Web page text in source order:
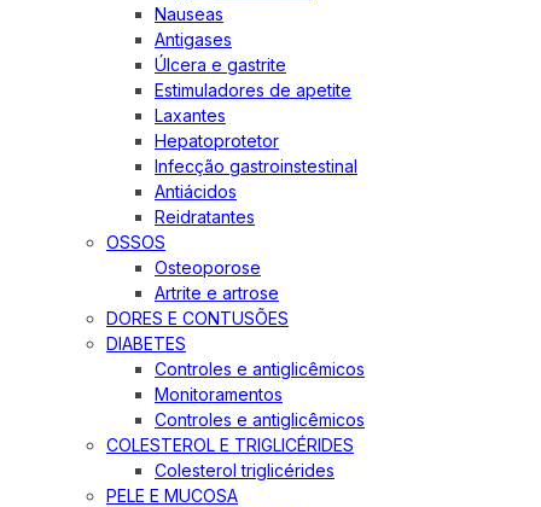
Nauseas
Antigases
Úlcera e gastrite
Estimuladores de apetite
Laxantes
Hepatoprotetor
Infecção gastroinstestinal
Antiácidos
Reidratantes
OSSOS
Osteoporose
Artrite e artrose
DORES E CONTUSÕES
DIABETES
Controles e antiglicêmicos
Monitoramentos
Controles e antiglicêmicos
COLESTEROL E TRIGLICÉRIDES
Colesterol triglicérides
PELE E MUCOSA